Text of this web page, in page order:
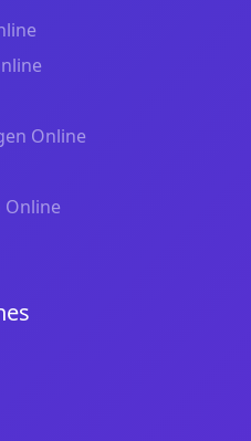
Online
Online